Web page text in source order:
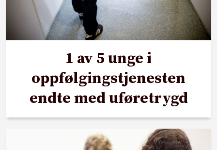
1 av 5 unge i
oppfølgingstjenesten
endte med uføretrygd